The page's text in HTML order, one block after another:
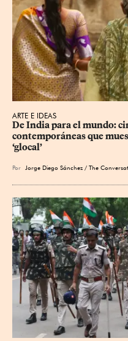
ARTE E IDEAS
De India para el mundo:
contemporáneas que
‘glocal’
Por Jorge Diego Sánchez / The